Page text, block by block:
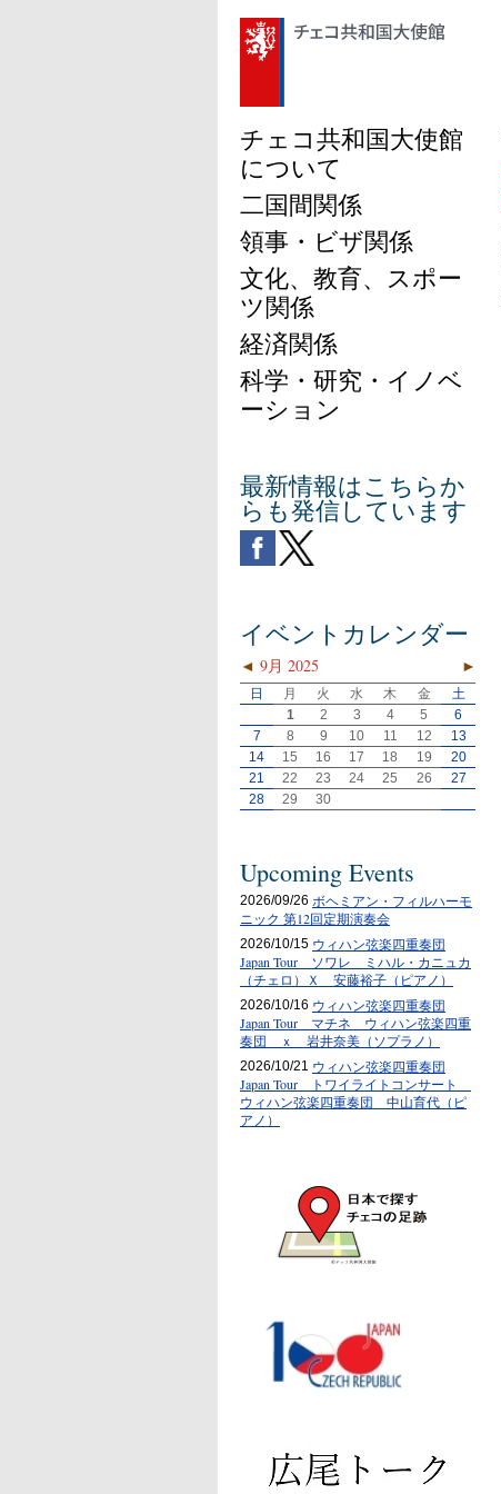
チェコ共和国大使館
について
二国間関係
領事・ビザ関係
文化、教育、スポー
ツ関係
経済関係
科学・研究・イノベ
ーション
最新情報はこちらか
らも発信しています
イベントカレンダー
◄ ►
9月 2025
日 月 火 水 木 金
土
1
2 3 4 5
6
7
8 9 10 11 12
13
14
15 16 17 18 19
20
21
22 23 24 25 26
27
28
29 30
Upcoming Events
2026/09/26 ボヘミアン・フィルハーモ
ニック 第12回定期演奏会
2026/10/15 ウィハン弦楽四重奏団
Japan Tour ソワレ ミハル・カニュカ
（チェロ）Ｘ 安藤裕子（ピアノ）
2026/10/16 ウィハン弦楽四重奏団
Japan Tour マチネ ウィハン弦楽四重
奏団 ｘ 岩井奈美（ソプラノ）
2026/10/21 ウィハン弦楽四重奏団
Japan Tour トワイライトコンサート
ウィハン弦楽四重奏団 中山育代（ピ
アノ）